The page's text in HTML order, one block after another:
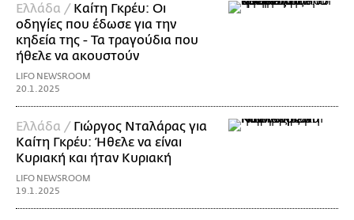
Ελλάδα / Καίτη Γκρέυ: Οι
οδηγίες που έδωσε για την
κηδεία της - Τα τραγούδια που
ήθελε να ακουστούν
LIFO NEWSROOM
20.1.2025
Ελλάδα / Γιώργος Νταλάρας για
Καίτη Γκρέυ: Ήθελε να είναι
Κυριακή και ήταν Κυριακή
LIFO NEWSROOM
19.1.2025